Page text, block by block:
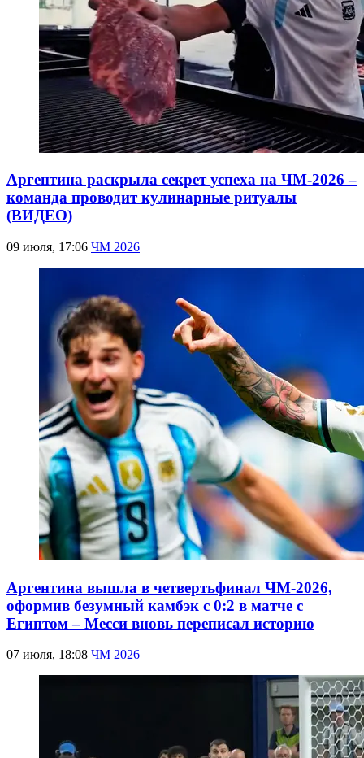
Аргентина раскрыла секрет успеха на ЧМ-2026 –
команда проводит кулинарные ритуалы
(ВИДЕО)
09 июля, 17:06 ЧМ 2026
Аргентина вышла в четвертьфинал ЧМ-2026,
оформив безумный камбэк с 0:2 в матче с
Египтом – Месси вновь переписал историю
07 июля, 18:08 ЧМ 2026